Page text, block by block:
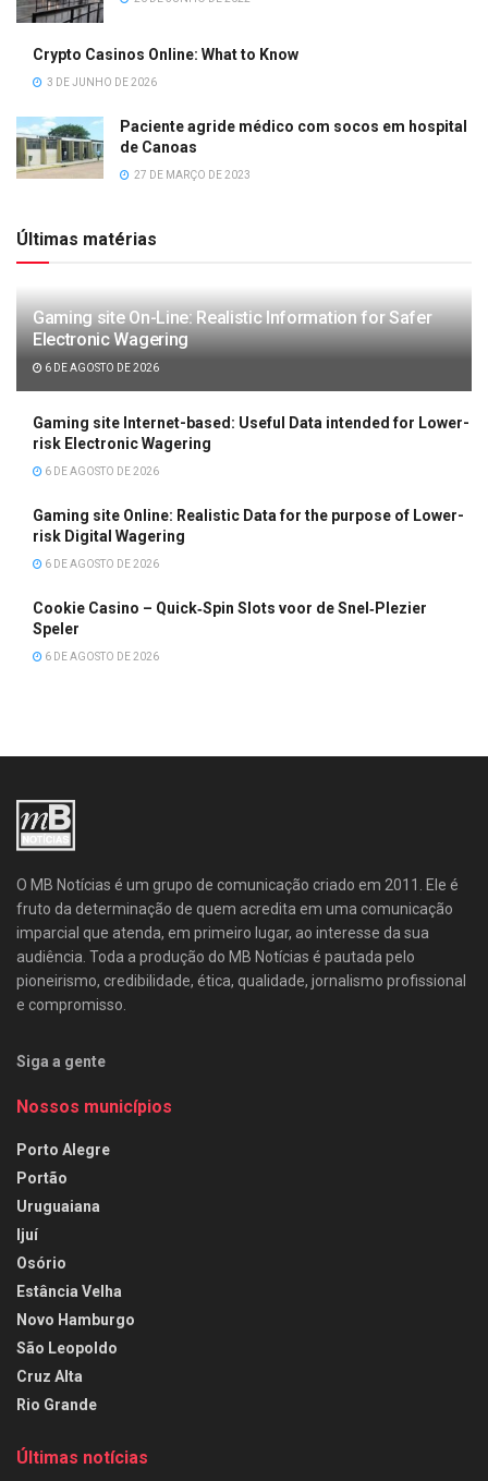
Crypto Casinos Online: What to Know
3 DE JUNHO DE 2026
Paciente agride médico com socos em hospital
de Canoas
27 DE MARÇO DE 2023
Últimas matérias
Gaming site On-Line: Realistic Information for Safer
Electronic Wagering
6 DE AGOSTO DE 2026
Gaming site Internet-based: Useful Data intended for Lower-
risk Electronic Wagering
6 DE AGOSTO DE 2026
Gaming site Online: Realistic Data for the purpose of Lower-
risk Digital Wagering
6 DE AGOSTO DE 2026
Cookie Casino – Quick‑Spin Slots voor de Snel‑Plezier
Speler
6 DE AGOSTO DE 2026
O MB Notícias é um grupo de comunicação criado em 2011. Ele é
fruto da determinação de quem acredita em uma comunicação
imparcial que atenda, em primeiro lugar, ao interesse da sua
audiência. Toda a produção do MB Notícias é pautada pelo
pioneirismo, credibilidade, ética, qualidade, jornalismo profissional
e compromisso.
Siga a gente
Nossos municípios
Porto Alegre
Portão
Uruguaiana
Ijuí
Osório
Estância Velha
Novo Hamburgo
São Leopoldo
Cruz Alta
Rio Grande
Últimas notícias